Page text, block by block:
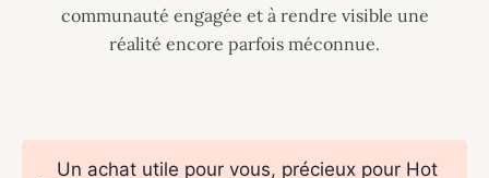
communauté engagée et à rendre visible une
réalité encore parfois méconnue.
Un achat utile pour vous, précieux pour Hot